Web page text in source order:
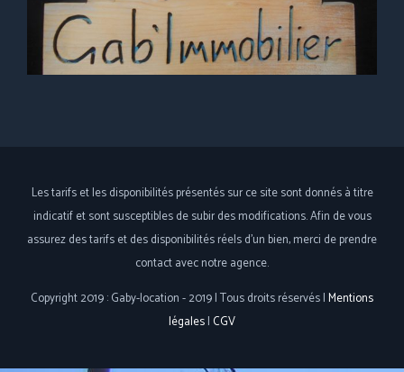
Les tarifs et les disponibilités présentés sur ce site sont donnés à titre
indicatif et sont susceptibles de subir des modifications. Afin de vous
assurez des tarifs et des disponibilités réels d'un bien, merci de prendre
contact avec notre agence.
Copyright 2019 : Gaby-location - 2019 | Tous droits réservés |Mentions
légales| CGV